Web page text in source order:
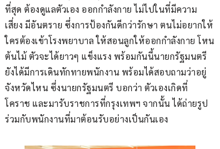
ที่สุด​ ต้องดูแลตัวเอง​ ออกกำลังกาย​ ไม่ไปในที่มีความ
เสี่ยง​ มีอันตราย​ ซึ่งการป้องกันดีกว่ารักษา​ ตนไม่อยากให้
ใครต้องเข้าโรงพยาบาล​ ให้สอนลูกให้ออกกำลังกาย​ โหน
ต้นไม้​ ตัวจะได้ยาวๆ​ แข็งแรง พร้อมกันนี้นายกรัฐมนตรี​
ยังได้มีการเดินทักทายพนักงาน พร้อมได้สอบถามว่าอยู่
จังหวัดไหน​ ซึ่งนายกรัฐมนตรี​ บอกว่า​ ตัวเองเกิดที่
โคราช​ และมารับราชการที่กรุงเทพ​ฯ​ จากนั้น​ ได้ถ่ายรูป
ร่วมกับพนักงานที่มาต้อนรับอย่างเป็นกันเอง